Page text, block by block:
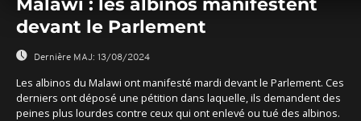
seconds
devant le Parlement
Dernière MAJ: 13/08/2024
Les albinos du Malawi ont manifesté mardi devant le Parlement. Ces
derniers ont déposé une pétition dans laquelle, ils demandent des
peines plus lourdes contre ceux qui ont enlevé ou tué des albinos.